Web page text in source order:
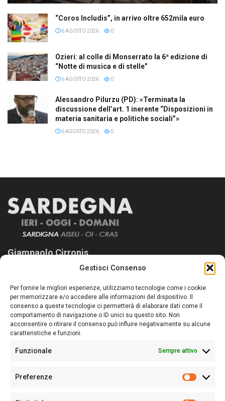
Gestisci Consenso
Per fornire le migliori esperienze, utilizziamo tecnologie come i cookie
per memorizzare e/o accedere alle informazioni del dispositivo. Il
consenso a queste tecnologie ci permetterà di elaborare dati come il
comportamento di navigazione o ID unici su questo sito. Non
acconsentire o ritirare il consenso può influire negativamente su alcune
caratteristiche e funzioni.
Funzionale Sempre attivo
Preferenze
“Coros Includis”, in arrivo oltre 652mila euro
6 AGOSTO 2026 0
Ozieri: al colle di Monserrato la 6ª edizione di
“Notte di musica e di stelle”
6 AGOSTO 2026 0
Alessandro Pilurzu (PD): «Terminata la
discussione dell’art. 1 inerente “Disposizioni in
materia sanitaria e politiche sociali”»
6 AGOSTO 2026 0
Giampaolo Cirronis
Sardegna Ieri-Oggi-Domani nasce per informare “liberamente” i
lettori su quanto accade in Sardegna, con un occhio rivolto al
nostro passato e, soprattutto, al nostro futuro
Follow Us
Sede:Via Cristoforo Colombo 09013 Carbonia